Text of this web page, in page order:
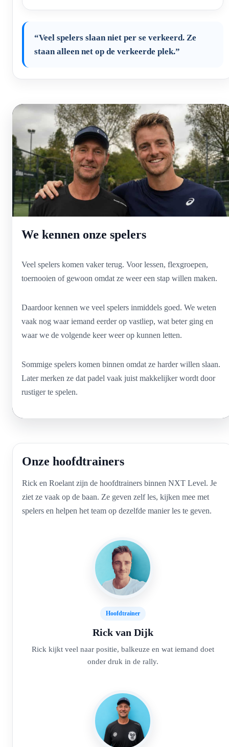
“Veel spelers slaan niet per se verkeerd. Ze
staan alleen net op de verkeerde plek.”
We kennen onze spelers
Veel spelers komen vaker terug. Voor lessen, flexgroepen,
toernooien of gewoon omdat ze weer een stap willen maken.
Daardoor kennen we veel spelers inmiddels goed. We weten
vaak nog waar iemand eerder op vastliep, wat beter ging en
waar we de volgende keer weer op kunnen letten.
Sommige spelers komen binnen omdat ze harder willen slaan.
Later merken ze dat padel vaak juist makkelijker wordt door
rustiger te spelen.
Onze hoofdtrainers
Rick en Roelant zijn de hoofdtrainers binnen NXT Level. Je
ziet ze vaak op de baan. Ze geven zelf les, kijken mee met
spelers en helpen het team op dezelfde manier les te geven.
Hoofdtrainer
Rick van Dijk
Rick kijkt veel naar positie, balkeuze en wat iemand doet
onder druk in de rally.